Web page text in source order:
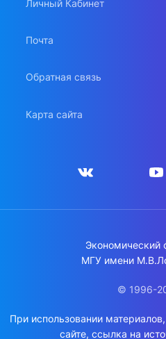
Личный Кабинет
Почта
Обратная связь
Карта сайта
Экономический
МГУ имени
© 1996-
При использовании
сайте, ссылка на